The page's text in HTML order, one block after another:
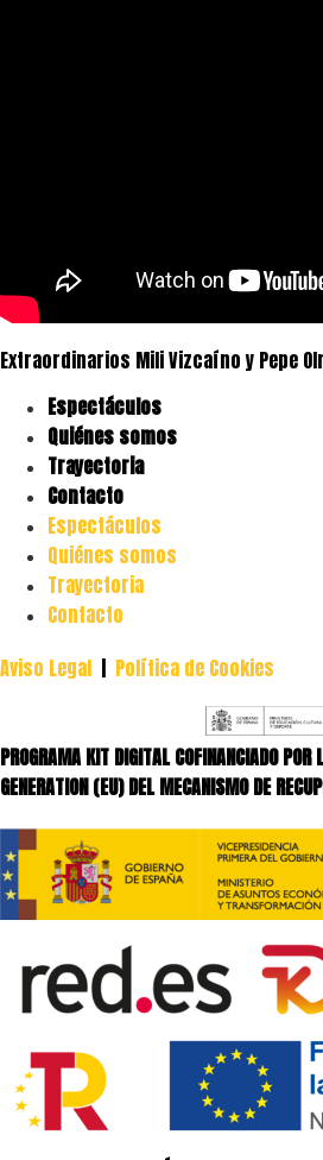
Extraordinarios Mili Vizcaíno y Pepe
Espectáculos
Quiénes somos
Trayectoria
Contacto
Espectáculos
Quiénes somos
Trayectoria
Contacto
Aviso Legal | Política de Cookies
PROGRAMA KIT DIGITAL COFINANCIADO POR
GENERATION (EU) DEL MECANISMO DE